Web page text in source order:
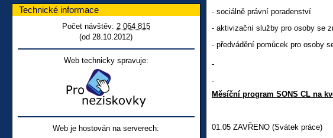
- sociálně právní poradenství
- aktivizační služby pro osoby se
- předvádění pomůcek pro osoby
Měsíční program SONS CL na
01.05 ZAVŘENO (Svátek práce)
Technické informace
Počet návštěv: 2 064 815
(od 28.10.2012)
Web technicky spravuje:
Web je hostován na serverech: